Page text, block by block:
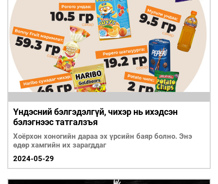
Үндэсний бэлгэдэлгүй, чихэр нь ихэдсэн
бэлэгнээс татгалзъя
Хоёрхон хоногийн дараа эх үрсийн баяр болно. Энэ
өдөр хамгийн их зарагддаг
2024-05-29